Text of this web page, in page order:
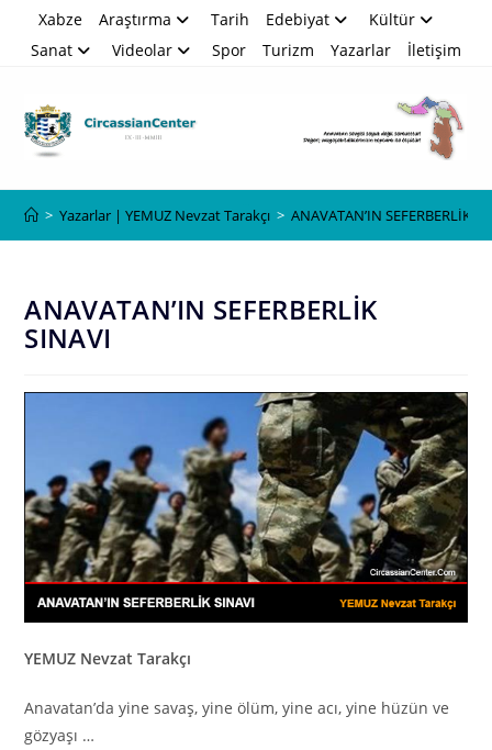
Xabze Araştırma Tarih Edebiyat
Kültür
Sanat
Videolar Spor Turizm Yazarlar İletişim
> Yazarlar | YEMUZ Nevzat Tarakçı > ANAVATAN’IN SEFERBERLİK
ANAVATAN’IN SEFERBERLİK
SINAVI
YEMUZ Nevzat Tarakçı
Anavatan’da yine savaş, yine ölüm, yine acı, yine hüzün ve
gözyaşı …